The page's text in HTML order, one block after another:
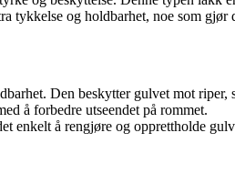
tykkelse og holdbarhet, noe som
Den beskytter gulvet mot
å forbedre utseendet på rommet.
enkelt å rengjøre og opprettholde